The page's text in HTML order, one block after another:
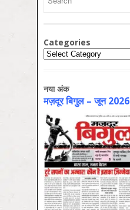
Categories
Categories
नया अंक
मज़दूर बिगुल – जून 2026